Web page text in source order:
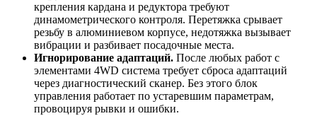
крепления кардана и редуктора требуют
динамометрического контроля. Перетяжка срывает
резьбу в алюминиевом корпусе, недотяжка вызывает
вибрации и разбивает посадочные места.
Игнорирование адаптаций. После любых работ с
элементами 4WD система требует сброса адаптаций
через диагностический сканер. Без этого блок
управления работает по устаревшим параметрам,
провоцируя рывки и ошибки.